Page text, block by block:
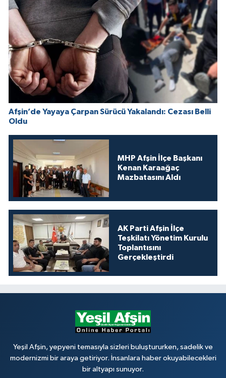
Afşin’de Yayaya Çarpan Sürücü Yakalandı: Cezası Belli
Oldu
MHP Afşin İlçe Başkanı
Kenan Karaağaç
Mazbatasını Aldı
AK Parti Afşin İlçe
Teşkilatı Yönetim Kurulu
Toplantısını
Gerçekleştirdi
Yeşil Afşin, yepyeni temasıyla sizleri buluştururken, sadelik ve
modernizmi bir araya getiriyor. İnsanlara haber okuyabilecekleri
bir altyapı sunuyor.